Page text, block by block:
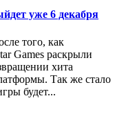
уже 6 декабря
того, как
Games раскрыли
хита
Так же стало
будет...